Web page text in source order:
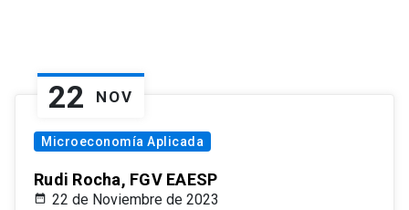
22 NOV
Microeconomía Aplicada
Rudi Rocha, FGV EAESP
22 de Noviembre de 2023